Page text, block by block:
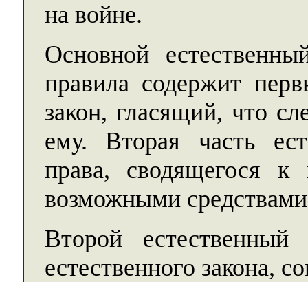
на войне.
Основной
правила содержит
закон, гласящий, что
ему. Вторая часть
права, сводящегося
возможными
Второй
естественного закона,